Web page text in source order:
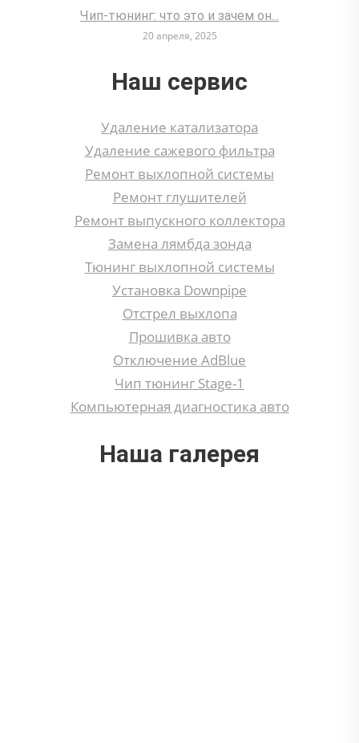
Чип-тюнинг: что это и зачем он...
20 апреля, 2025
Наш сервис
Удаление катализатора
Удаление сажевого фильтра
Ремонт выхлопной системы
Ремонт глушителей
Ремонт выпускного коллектора
Замена лямбда зонда
Тюнинг выхлопной системы
Установка Downpipe
Отстрел выхлопа
Прошивка авто
Отключение AdBlue
Чип тюнинг Stage-1
Компьютерная диагностика авто
Наша галерея